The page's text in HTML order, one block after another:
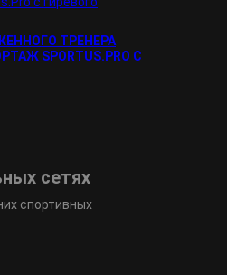
ТРЕНЕРА
SPORTUS.PRO С
сетях
спортивных